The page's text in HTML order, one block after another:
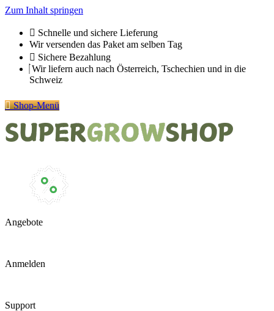
Zum Inhalt springen
Schnelle und sichere Lieferung
Wir versenden das Paket am selben Tag
Sichere Bezahlung
Wir liefern auch nach Österreich, Tschechien und in die
Schweiz
Shop-Menü
Angebote
Anmelden
Support